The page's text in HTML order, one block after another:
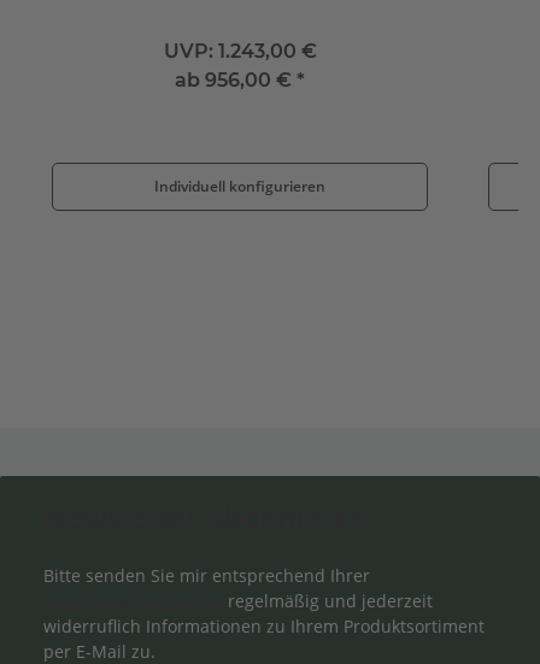
UVP: 1.243,00 €
ab956,00 € *
Individuell konfigurieren
Bitte senden Sie mir entsprechend Ihrer
regelmäßig und jederzeit
widerruflich Informationen zu Ihrem Produktsortiment
per E-Mail zu.